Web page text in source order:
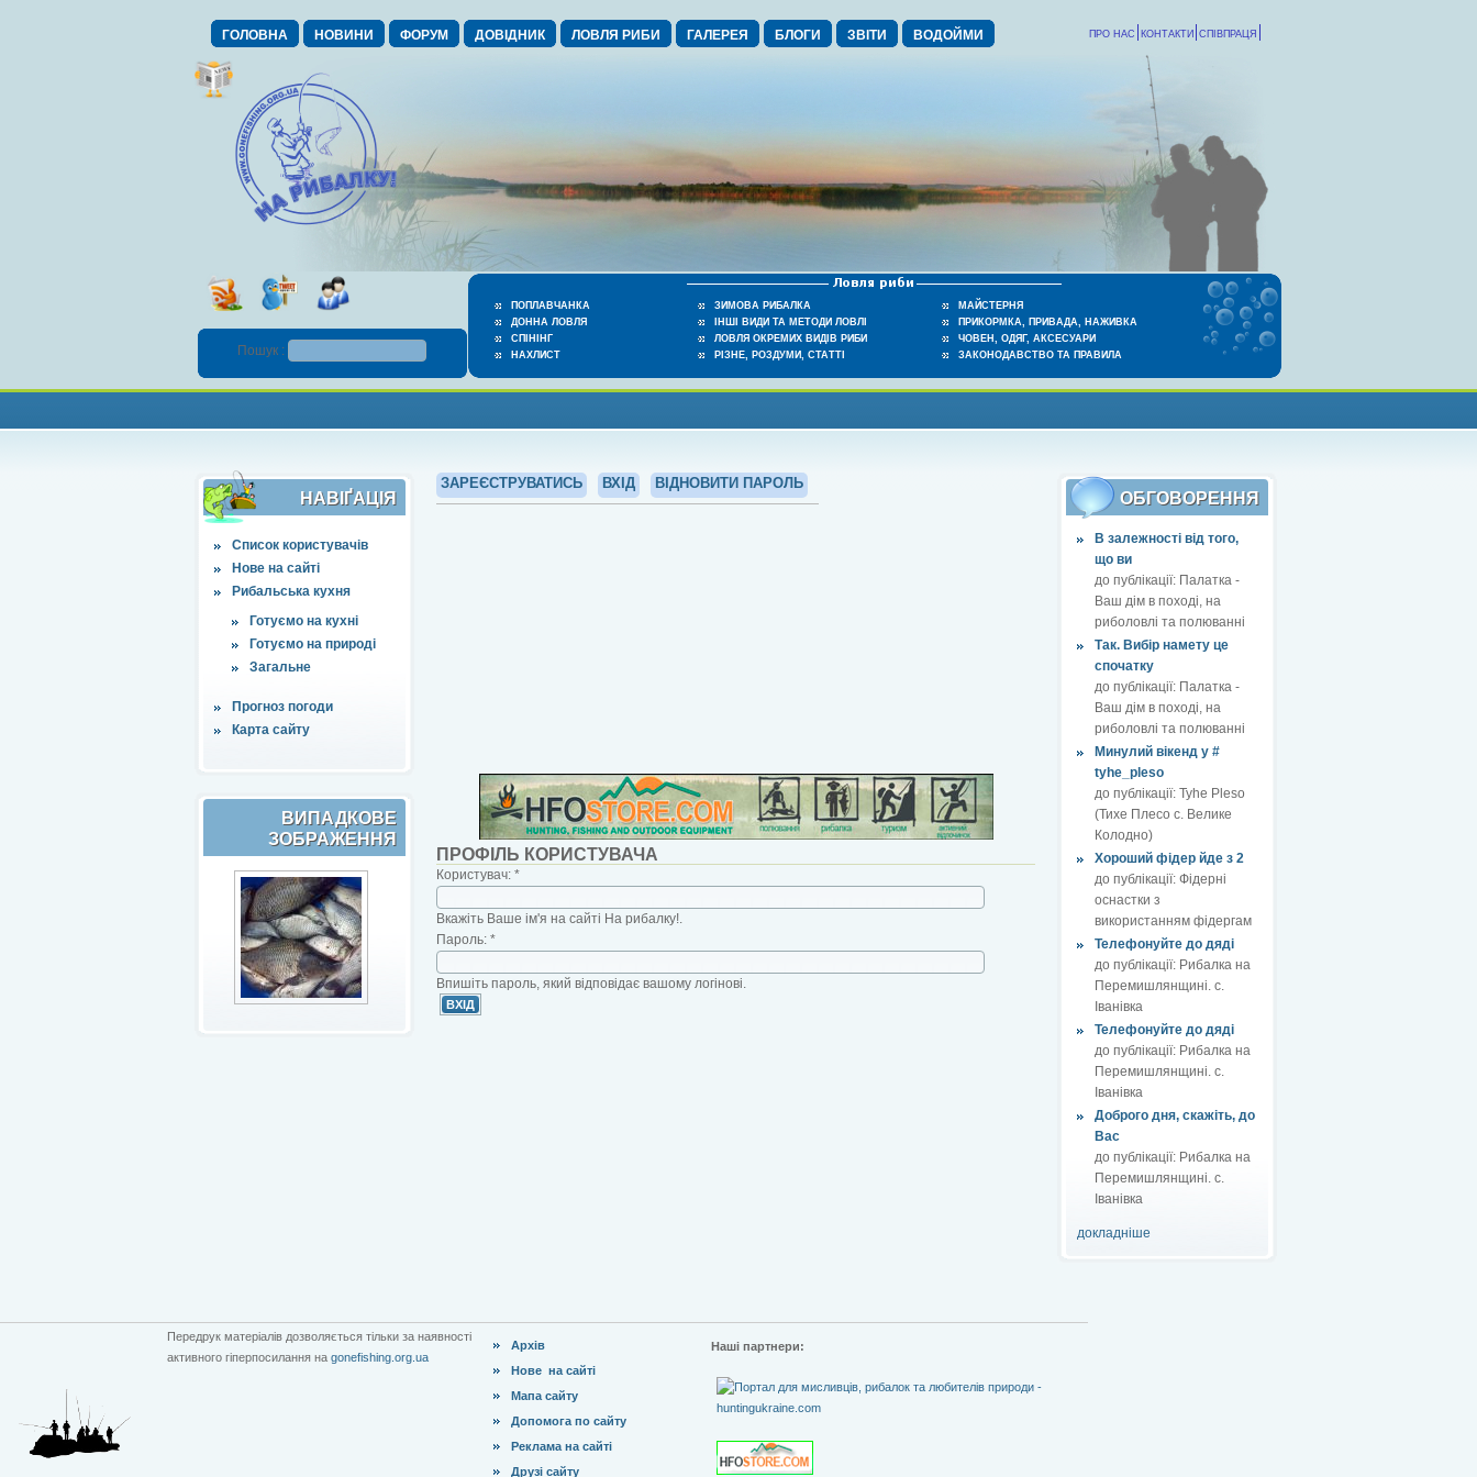
ГОЛОВНА НОВИНИ ФОРУМ ДОВІДНИК ЛОВЛЯ РИБИ ГАЛЕРЕЯ БЛОГИ ЗВІТИ ВОДОЙМИ СПІВПРАЦЯ
КОНТАКТИ
ПРО НАС
ПОПЛАВЧАНКА
ДОННА ЛОВЛЯ
СПІНІНГ
НАХЛИСТ
ЗИМОВА РИБАЛКА
ІНШІ ВИДИ ТА МЕТОДИ ЛОВЛІ
ЛОВЛЯ ОКРЕМИХ ВИДІВ РИБИ
РІЗНЕ, РОЗДУМИ, СТАТТІ
МАЙСТЕРНЯ
ПРИКОРМКА, ПРИВАДА, НАЖИВКА
ЧОВЕН, ОДЯГ, АКСЕСУАРИ
ЗАКОНОДАВСТВО ТА ПРАВИЛА
Пошук :
НАВІҐАЦІЯ
Список користувачів
Нове на сайті
Рибальська кухня
Готуємо на кухні
Готуємо на природі
Загальне
Прогноз погоди
Карта сайту
ВИПАДКОВЕ
ЗОБРАЖЕННЯ
ЗАРЕЄСТРУВАТИСЬ ВХІД ВІДНОВИТИ ПАРОЛЬ
ОБГОВОРЕННЯ
В залежності від того,
що ви
до публікації: Палатка -
Ваш дім в поході, на
риболовлі та полюванні
Так. Вибір намету це
спочатку
до публікації: Палатка -
Ваш дім в поході, на
риболовлі та полюванні
Минулий вікенд у #
tyhe_pleso
до публікації: Tyhe Pleso
(Тихе Плесо с. Велике
Колодно)
Хороший фідер йде з 2
до публікації: Фідерні
оснастки з
використанням фідергам
Телефонуйте до дяді
до публікації: Рибалка на
Перемишлянщині. с.
Іванівка
Телефонуйте до дяді
до публікації: Рибалка на
Перемишлянщині. с.
Іванівка
Доброго дня, скажіть, до
Вас
до публікації: Рибалка на
Перемишлянщині. с.
Іванівка
докладніше
ПРОФІЛЬ КОРИСТУВАЧА
Користувач: *
Вкажіть Ваше ім'я на сайті На рибалку!.
Пароль: *
Впишіть пароль, який відповідає вашому логінові.
Передрук матеріалів дозволяється тільки за наявності
активного гіперпосилання на gonefishing.org.ua
Архів
Нове на сайті
Мапа сайту
Допомога по сайту
Реклама на сайті
Друзі сайту
Наші партнери: